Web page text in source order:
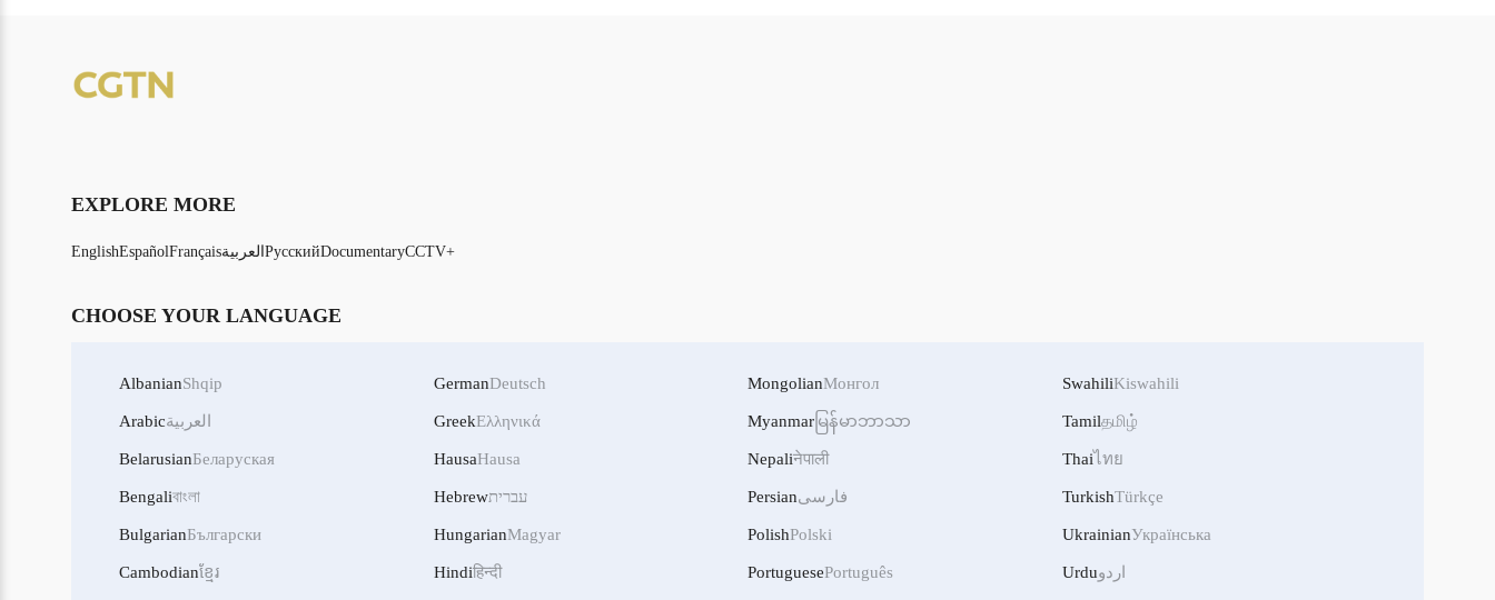
EXPLORE MORE
EnglishEspañolFrançaisالعربية РусскийDocumentaryCCTV+
CHOOSE YOUR LANGUAGE
AlbanianShqip
Arabicالعربية
BelarusianБеларуская
Bengaliবাংলা
BulgarianБългарски
Cambodianខ្មែរ
GermanDeutsch
GreekΕλληνικά
HausaHausa
Hebrewעברית
HungarianMagyar
Hindiहिन्दी
MongolianМонгол
Myanmar မြန်မာဘာသာ
Nepaliनेपाली
Persianفارسی
PolishPolski
PortuguesePortuguês
SwahiliKiswahili
Tamilதமிழ்
Thaiไทย
TurkishTürkçe
UkrainianУкраїнська
Urduاردو